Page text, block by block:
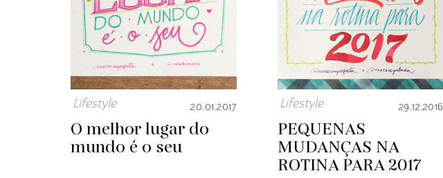
Lifestyle 20.01.2017
O melhor lugar do
mundo é o seu
Lifestyle 29.12.2016
PEQUENAS
MUDANÇAS NA
ROTINA PARA 2017